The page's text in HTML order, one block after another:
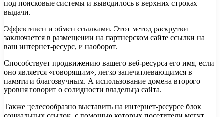
под поисковые системы и выводилось в верхних строках
выдачи.
Эффективен и обмен ссылками. Этот метод раскрутки
заключается в размещении на партнерском сайте ссылки на
ваш интернет-ресурс, и наоборот.
Способствует продвижению вашего веб-ресурса его имя, если
оно является «говорящим», легко запечатлевающимся в
памяти и благозвучным. А использование домена второго
уровня говорит о солидности владельца сайта.
Также целесообразно выставить на интернет-ресурсе блок
социальных ссылок, с помощью которых посетители могут